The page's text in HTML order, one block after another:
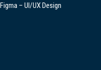
Figma – UI/UX Design